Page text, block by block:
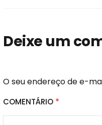
Deixe um
O seu endereço de e-
COMENTÁRIO *